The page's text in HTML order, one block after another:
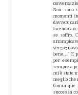
Non sono
momenti
davvero
facendo
se soffro.
bene..." E
per
sempre a
mi è stato
meglio che
successa